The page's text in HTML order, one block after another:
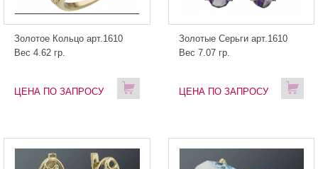
Золотое Кольцо арт.1610
Вес 4.62 гр.
ЦЕНА ПО ЗАПРОСУ
Золотые Серьги арт.1610
Вес 7.07 гр.
ЦЕНА ПО ЗАПРОСУ